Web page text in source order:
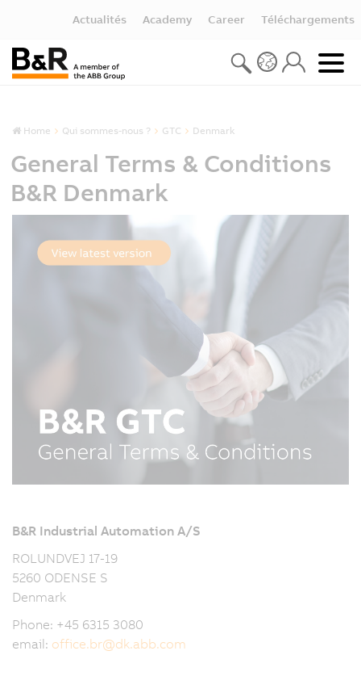
Actualités Academy Career Téléchargements
Home Qui sommes-nous ? GTC Denmark
General Terms & Conditions
B&R Denmark
B&R Industrial Automation A/S
ROLUNDVEJ 17-19
5260 ODENSE S
Denmark
Phone: +45 6315 3080
email: office.br@dk.abb.com